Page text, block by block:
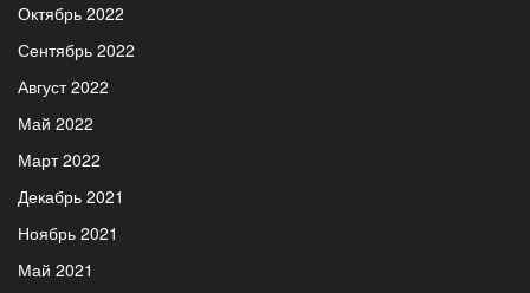
Октябрь 2022
Сентябрь 2022
Август 2022
Май 2022
Март 2022
Декабрь 2021
Ноябрь 2021
Май 2021